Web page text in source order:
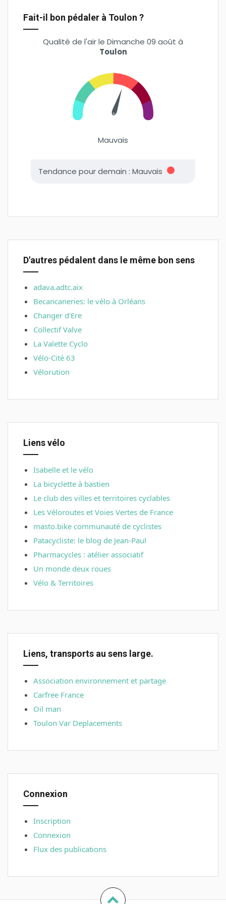
Fait-il bon pédaler à Toulon ?
D'autres pédalent dans le même bon sens
adava.adtc.aix
Becancaneries: le vélo à Orléans
Changer d'Ere
Collectif Valve
La Valette Cyclo
Vélo-Cité 63
Vélorution
Liens vélo
Isabelle et le vélo
La bicyclette à bastien
Le club des villes et territoires cyclables
Les Véloroutes et Voies Vertes de France
masto.bike communauté de cyclistes
Patacycliste: le blog de Jean-Paul
Pharmacycles : atélier associatif
Un monde deux roues
Vélo & Territoires
Liens, transports au sens large.
Association environnement et partage
Carfree France
Oil man
Toulon Var Deplacements
Connexion
Inscription
Connexion
Flux des publications